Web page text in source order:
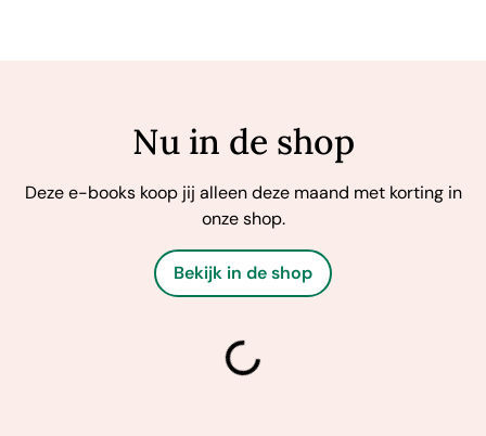
Nu in de shop
Deze e-books koop jij alleen deze maand met korting in
onze shop.
Bekijk in de shop
laden